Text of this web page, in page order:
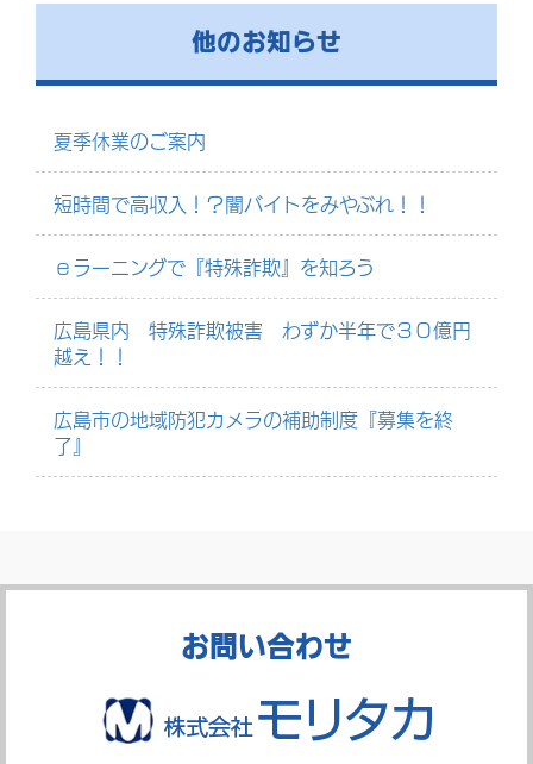
他のお知らせ
夏季休業のご案内
短時間で高収入！？闇バイトをみやぶれ！！
ｅラーニングで『特殊詐欺』を知ろう
広島県内 特殊詐欺被害 わずか半年で３０億円
越え！！
広島市の地域防犯カメラの補助制度『募集を終
了』
お問い合わせ